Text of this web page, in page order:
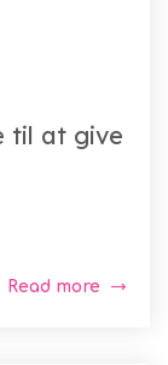
til at give
Read more